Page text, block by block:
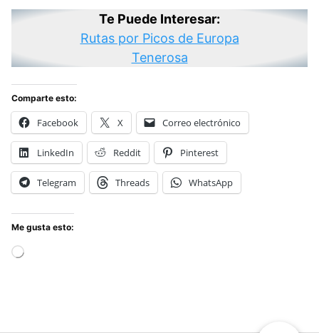
Te Puede Interesar:
Rutas por Picos de Europa
Tenerosa
Comparte esto:
Facebook X Correo electrónico
LinkedIn Reddit Pinterest
Telegram Threads WhatsApp
Me gusta esto: